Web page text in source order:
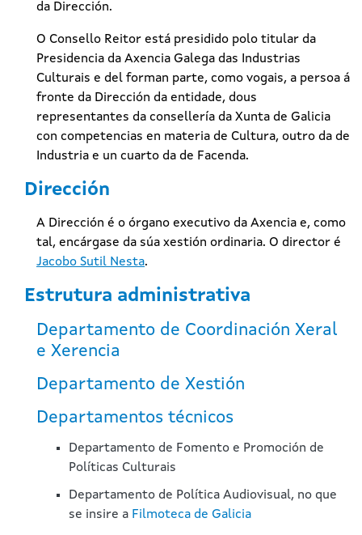
da Dirección.
O Consello Reitor está presidido polo titular da
Presidencia da Axencia Galega das Industrias
Culturais e del forman parte, como vogais, a persoa á
fronte da Dirección da entidade, dous
representantes da consellería da Xunta de Galicia
con competencias en materia de Cultura, outro da de
Industria e un cuarto da de Facenda.
Dirección
A Dirección é o órgano executivo da Axencia e, como
tal, encárgase da súa xestión ordinaria. O director é
Jacobo Sutil Nesta.
Estrutura administrativa
Departamento de Coordinación Xeral
e Xerencia
Departamento de Xestión
Departamentos técnicos
Departamento de Fomento e Promoción de
Políticas Culturais
Departamento de Política Audiovisual, no que
se insire a Filmoteca de Galicia